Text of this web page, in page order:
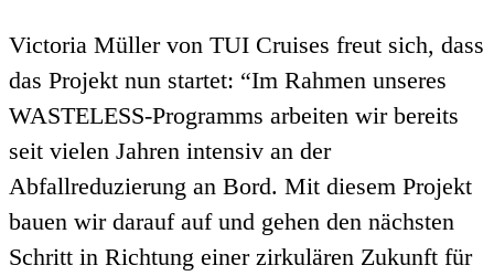
Victoria Müller von TUI Cruises freut sich, dass
das Projekt nun startet: “Im Rahmen unseres
WASTELESS-Programms arbeiten wir bereits
seit vielen Jahren intensiv an der
Abfallreduzierung an Bord. Mit diesem Projekt
bauen wir darauf auf und gehen den nächsten
Schritt in Richtung einer zirkulären Zukunft für